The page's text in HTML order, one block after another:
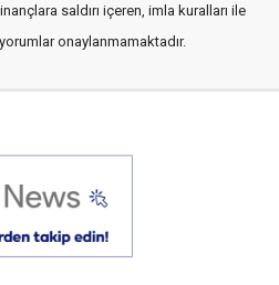
saldırı içeren, imla kuralları ile
onaylanmamaktadır.